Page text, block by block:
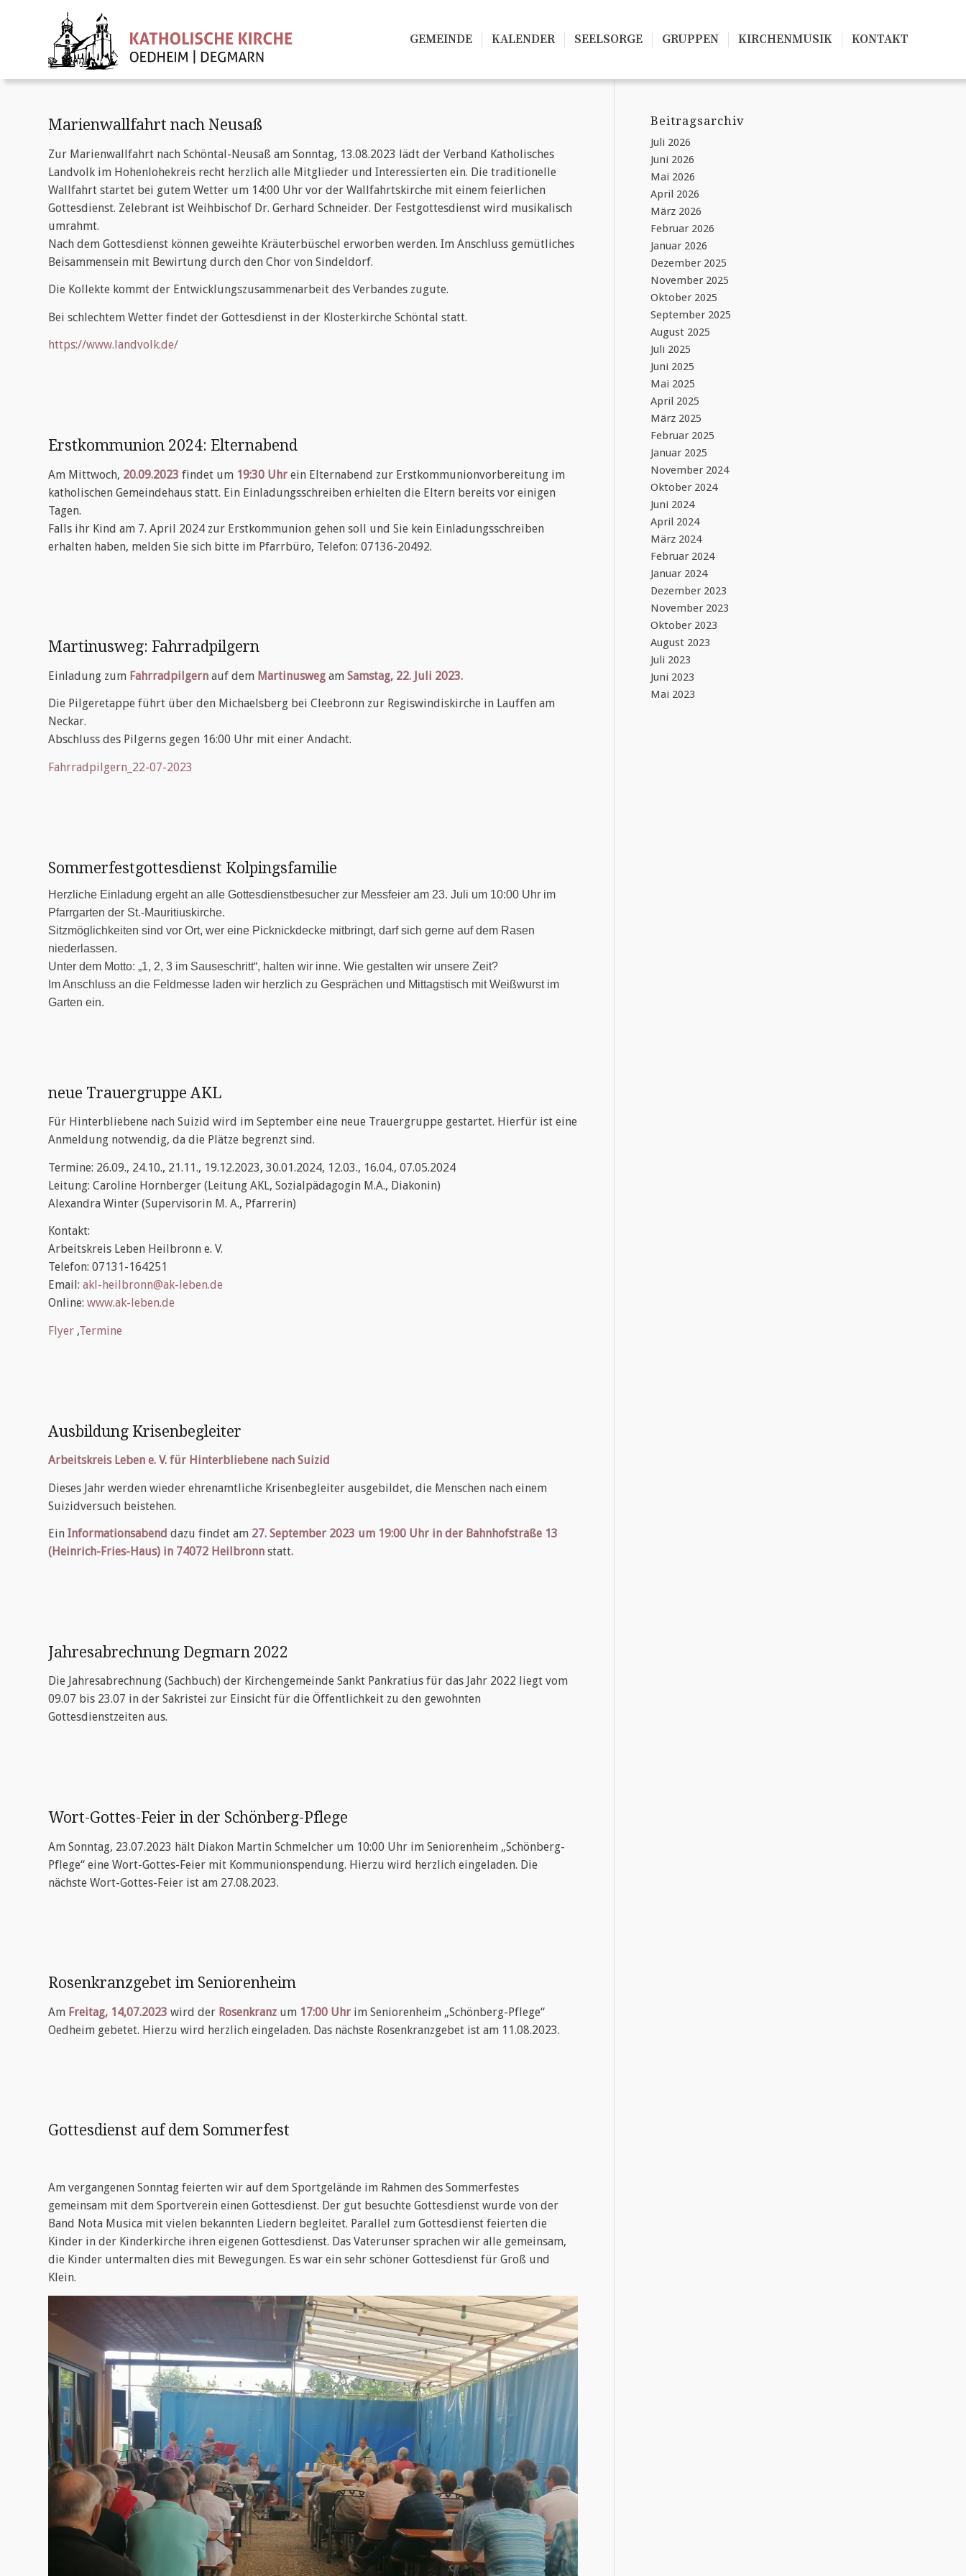
GEMEINDE KALENDER SEELSORGE GRUPPEN KIRCHENMUSIK KONTAKT
Marienwallfahrt nach Neusaß
Zur Marienwallfahrt nach Schöntal-Neusaß am Sonntag, 13.08.2023 lädt der Verband Katholisches
Landvolk im Hohenlohekreis recht herzlich alle Mitglieder und Interessierten ein. Die traditionelle
Wallfahrt startet bei gutem Wetter um 14:00 Uhr vor der Wallfahrtskirche mit einem feierlichen
Gottesdienst. Zelebrant ist Weihbischof Dr. Gerhard Schneider. Der Festgottesdienst wird musikalisch
umrahmt.
Nach dem Gottesdienst können geweihte Kräuterbüschel erworben werden. Im Anschluss gemütliches
Beisammensein mit Bewirtung durch den Chor von Sindeldorf.
Die Kollekte kommt der Entwicklungszusammenarbeit des Verbandes zugute.
Bei schlechtem Wetter findet der Gottesdienst in der Klosterkirche Schöntal statt.
https://www.landvolk.de/
Erstkommunion 2024: Elternabend
Am Mittwoch, 20.09.2023 findet um 19:30 Uhr ein Elternabend zur Erstkommunionvorbereitung im
katholischen Gemeindehaus statt. Ein Einladungsschreiben erhielten die Eltern bereits vor einigen
Tagen.
Falls ihr Kind am 7. April 2024 zur Erstkommunion gehen soll und Sie kein Einladungsschreiben
erhalten haben, melden Sie sich bitte im Pfarrbüro, Telefon: 07136-20492.
Martinusweg: Fahrradpilgern
Einladung zum Fahrradpilgern auf dem Martinusweg am Samstag, 22. Juli 2023.
Die Pilgeretappe führt über den Michaelsberg bei Cleebronn zur Regiswindiskirche in Lauffen am
Neckar.
Abschluss des Pilgerns gegen 16:00 Uhr mit einer Andacht.
Fahrradpilgern_22-07-2023
Sommerfestgottesdienst Kolpingsfamilie
Herzliche Einladung ergeht an alle Gottesdienstbesucher zur Messfeier am 23. Juli um 10:00 Uhr im
Pfarrgarten der St.-Mauritiuskirche.
Sitzmöglichkeiten sind vor Ort, wer eine Picknickdecke mitbringt, darf sich gerne auf dem Rasen
niederlassen.
Unter dem Motto: „1, 2, 3 im Sauseschritt“, halten wir inne. Wie gestalten wir unsere Zeit?
Im Anschluss an die Feldmesse laden wir herzlich zu Gesprächen und Mittagstisch mit Weißwurst im
Garten ein.
neue Trauergruppe AKL
Für Hinterbliebene nach Suizid wird im September eine neue Trauergruppe gestartet. Hierfür ist eine
Anmeldung notwendig, da die Plätze begrenzt sind.
Termine: 26.09., 24.10., 21.11., 19.12.2023, 30.01.2024, 12.03., 16.04., 07.05.2024
Leitung: Caroline Hornberger (Leitung AKL, Sozialpädagogin M.A., Diakonin)
Alexandra Winter (Supervisorin M. A., Pfarrerin)
Kontakt:
Arbeitskreis Leben Heilbronn e. V.
Telefon: 07131-164251
Email: akl-heilbronn@ak-leben.de
Online: www.ak-leben.de
Flyer ,Termine
Ausbildung Krisenbegleiter
Arbeitskreis Leben e. V. für Hinterbliebene nach Suizid
Dieses Jahr werden wieder ehrenamtliche Krisenbegleiter ausgebildet, die Menschen nach einem
Suizidversuch beistehen.
Ein Informationsabend dazu findet am 27. September 2023 um 19:00 Uhr in der Bahnhofstraße 13
(Heinrich-Fries-Haus) in 74072 Heilbronn statt.
Jahresabrechnung Degmarn 2022
Die Jahresabrechnung (Sachbuch) der Kirchengemeinde Sankt Pankratius für das Jahr 2022 liegt vom
09.07 bis 23.07 in der Sakristei zur Einsicht für die Öffentlichkeit zu den gewohnten
Gottesdienstzeiten aus.
Wort-Gottes-Feier in der Schönberg-Pflege
Am Sonntag, 23.07.2023 hält Diakon Martin Schmelcher um 10:00 Uhr im Seniorenheim „Schönberg-
Pflege“ eine Wort-Gottes-Feier mit Kommunionspendung. Hierzu wird herzlich eingeladen. Die
nächste Wort-Gottes-Feier ist am 27.08.2023.
Rosenkranzgebet im Seniorenheim
Am Freitag, 14,07.2023 wird der Rosenkranz um 17:00 Uhr im Seniorenheim „Schönberg-Pflege“
Oedheim gebetet. Hierzu wird herzlich eingeladen. Das nächste Rosenkranzgebet ist am 11.08.2023.
Gottesdienst auf dem Sommerfest
Am vergangenen Sonntag feierten wir auf dem Sportgelände im Rahmen des Sommerfestes
gemeinsam mit dem Sportverein einen Gottesdienst. Der gut besuchte Gottesdienst wurde von der
Band Nota Musica mit vielen bekannten Liedern begleitet. Parallel zum Gottesdienst feierten die
Kinder in der Kinderkirche ihren eigenen Gottesdienst. Das Vaterunser sprachen wir alle gemeinsam,
die Kinder untermalten dies mit Bewegungen. Es war ein sehr schöner Gottesdienst für Groß und
Klein.
Beitragsarchiv
Juli 2026
Juni 2026
Mai 2026
April 2026
März 2026
Februar 2026
Januar 2026
Dezember 2025
November 2025
Oktober 2025
September 2025
August 2025
Juli 2025
Juni 2025
Mai 2025
April 2025
März 2025
Februar 2025
Januar 2025
November 2024
Oktober 2024
Juni 2024
April 2024
März 2024
Februar 2024
Januar 2024
Dezember 2023
November 2023
Oktober 2023
August 2023
Juli 2023
Juni 2023
Mai 2023